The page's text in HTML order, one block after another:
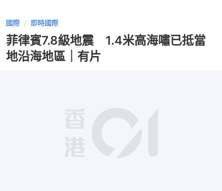
國際 即時國際
菲律賓7.8級地震 1.4米高海嘯已抵當
地沿海地區｜有片